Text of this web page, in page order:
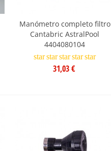
Manómetro completo filtro
Cantabric AstralPool
4404080104
starstarstarstarstar
31,03 €